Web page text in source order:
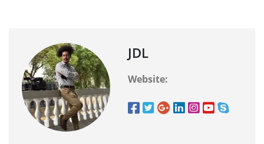
JDL
Website: